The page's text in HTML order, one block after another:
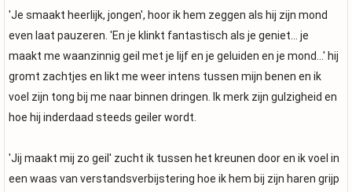
'Je smaakt heerlijk, jongen', hoor ik hem zeggen als hij zijn mond
even laat pauzeren. 'En je klinkt fantastisch als je geniet... je
maakt me waanzinnig geil met je lijf en je geluiden en je mond...' hij
gromt zachtjes en likt me weer intens tussen mijn benen en ik
voel zijn tong bij me naar binnen dringen. Ik merk zijn gulzigheid en
hoe hij inderdaad steeds geiler wordt.
'Jij maakt mij zo geil' zucht ik tussen het kreunen door en ik voel in
een waas van verstandsverbijstering hoe ik hem bij zijn haren grijp